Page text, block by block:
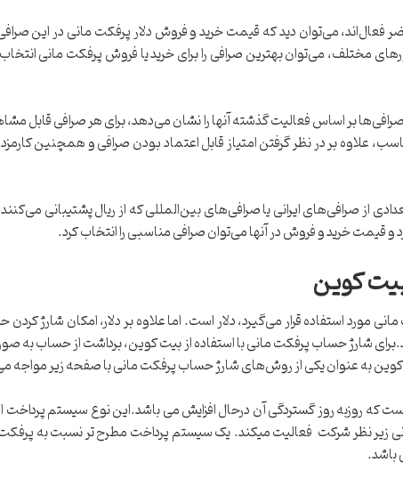
فعال‌اند، می‌توان دید که قیمت خرید و فروش دلار پرفکت مانی در این
مختلف، می‌توان بهترین صرافی را برای خرید یا فروش پرفکت مانی
علاوه بر در نظر گرفتن امتیاز قابل اعتماد بودن صرافی و همچنین
از صرافی‌های ایرانی یا صرافی‌های بین‌المللی که از ریال پشتیبانی
کوین
شارژ حساب پرفکت مانی با استفاده از بیت کوین، برداشت از حساب
به عنوان یکی از روش‌های شارژ حساب پرفکت مانی با صفحه زیر مواجه
روزبه روز گستردگی آن درحال افزایش می باشد.این نوع سیستم پرداخت
شد.پرفکت مانی زیر نظر شرکت فعالیت میکند. یک سیستم پرداخت مطرح تر نسبت
باشد.